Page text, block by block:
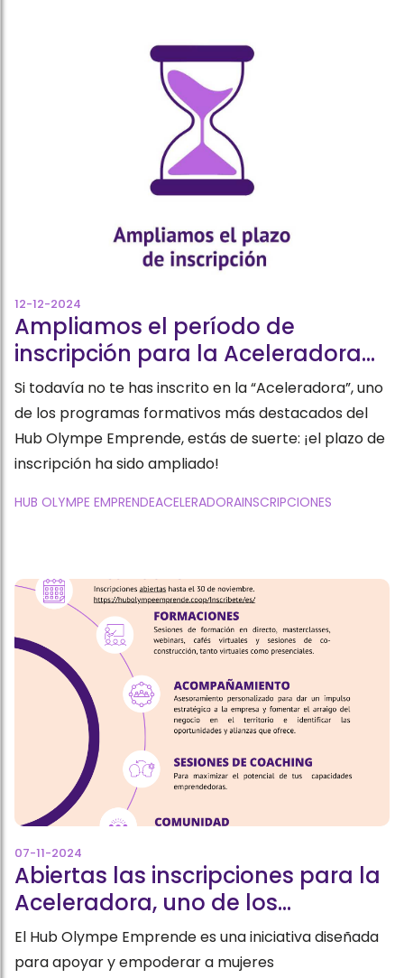
12-12-2024
Ampliamos el período de
inscripción para la Aceleradora
del Hub Olympe Emprende
Si todavía no te has inscrito en la “Aceleradora”, uno
de los programas formativos más destacados del
Hub Olympe Emprende, estás de suerte: ¡el plazo de
inscripción ha sido ampliado!
HUB OLYMPE EMPRENDEACELERADORAINSCRIPCIONES
07-11-2024
Abiertas las inscripciones para la
Aceleradora, uno de los
programas formativos del Hub
Olympe Emprende
El Hub Olympe Emprende es una iniciativa diseñada
para apoyar y empoderar a mujeres